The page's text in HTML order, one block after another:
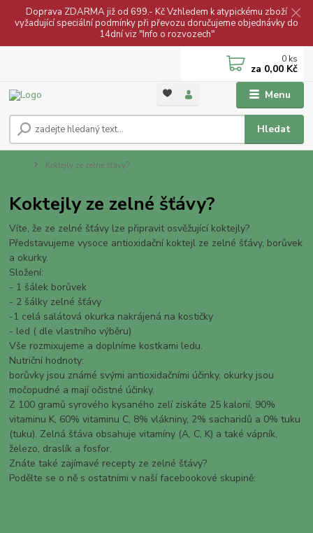
Doprava ZDARMA již od 699.- Kč Vzhledem k atypickému zboží
vyžadující speciální podmínky při převozu doručujeme objednávky do
14dní viz "Info o rozvozech"
Menu
Hledat
0 ks
za 0,00 Kč
Koktejly ze zelné šťávy?
Koktejly ze zelné šťávy?
Víte, že ze zelné šťávy lze připravit osvěžující koktejly?
Představujeme vysoce antioxidační koktejl ze zelné šťávy, borůvek
a okurky.
Složení:
- 1 šálek borůvek
- 2 šálky zelné šťávy
-1 celá salátová okurka nakrájená na kostičky
- led ( dle vlastního výběru)
Vše rozmixujeme a doplníme kostkami ledu.
Nutriční hodnoty:
borůvky jsou známé svými antioxidačními účinky, okurky jsou
močopudné a mají očistné účinky.
Z 100 gramů syrového kysaného zelí získáte 25 kalorií, 90%
vitaminu K, 60% vitaminu C, 8% vlákniny, 2% sacharidů a 0% tuku
(tuku). Zelná šťáva obsahuje vitamíny (A, C, K) a také vápník,
železo, draslík a fosfor.
Znáte také zajímavé recepty ze zelné šťávy?
Podělte se o ně s ostatními v naší facebookové skupině: